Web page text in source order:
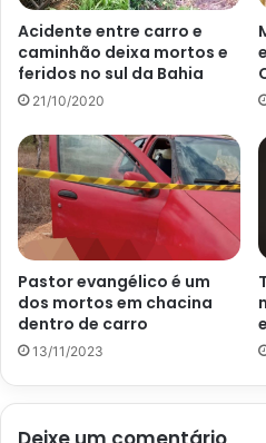
Acidente entre carro e
caminhão deixa mortos e
feridos no sul da Bahia
21/10/2020
Pastor evangélico é um
dos mortos em chacina
dentro de carro
13/11/2023